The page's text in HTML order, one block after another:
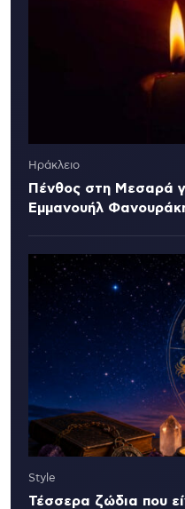
Ηράκλειο
Πένθος στη Μεσαρά
Εμμανουήλ
Style
Τέσσερα ζώδια που